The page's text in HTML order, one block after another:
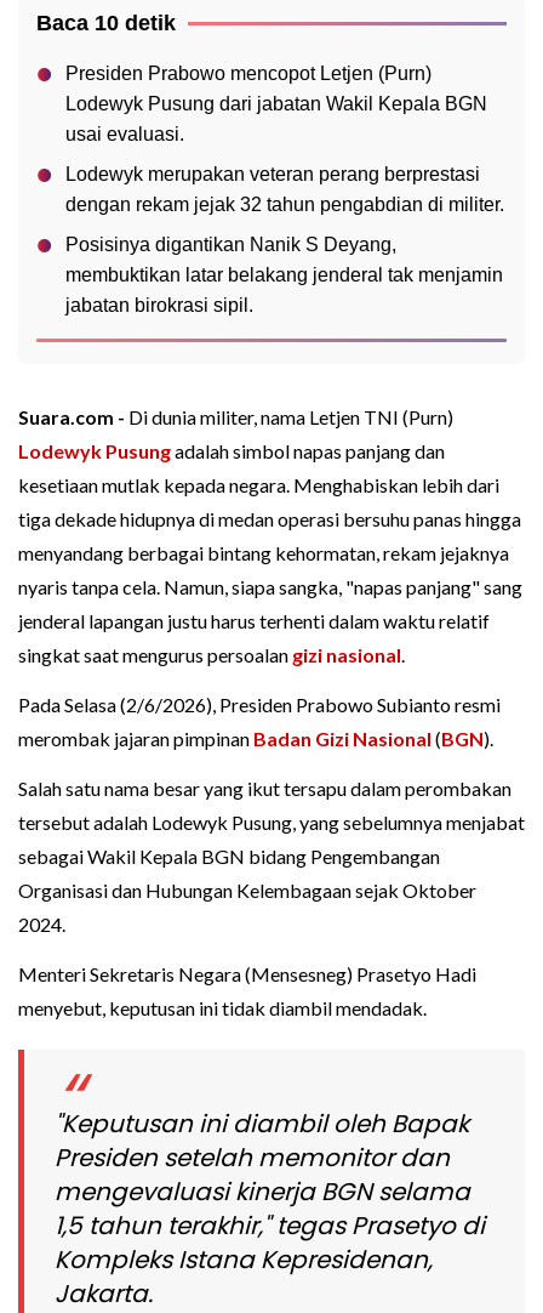
Baca 10 detik
Presiden Prabowo mencopot Letjen (Purn)
Lodewyk Pusung dari jabatan Wakil Kepala BGN
usai evaluasi.
Lodewyk merupakan veteran perang berprestasi
dengan rekam jejak 32 tahun pengabdian di militer.
Posisinya digantikan Nanik S Deyang,
membuktikan latar belakang jenderal tak menjamin
jabatan birokrasi sipil.
Suara.com - Di dunia militer, nama Letjen TNI (Purn)
Lodewyk Pusungadalah simbol napas panjang dan
kesetiaan mutlak kepada negara. Menghabiskan lebih dari
tiga dekade hidupnya di medan operasi bersuhu panas hingga
menyandang berbagai bintang kehormatan, rekam jejaknya
nyaris tanpa cela. Namun, siapa sangka, "napas panjang" sang
jenderal lapangan justu harus terhenti dalam waktu relatif
singkat saat mengurus persoalan gizi nasional.
Pada Selasa (2/6/2026), Presiden Prabowo Subianto resmi
merombak jajaran pimpinan Badan Gizi Nasional (BGN).
Salah satu nama besar yang ikut tersapu dalam perombakan
tersebut adalah Lodewyk Pusung, yang sebelumnya menjabat
sebagai Wakil Kepala BGN bidang Pengembangan
Organisasi dan Hubungan Kelembagaan sejak Oktober
2024.
Menteri Sekretaris Negara (Mensesneg) Prasetyo Hadi
menyebut, keputusan ini tidak diambil mendadak.
"Keputusan ini diambil oleh Bapak
Presiden setelah memonitor dan
mengevaluasi kinerja BGN selama
1,5 tahun terakhir," tegas Prasetyo di
Kompleks Istana Kepresidenan,
Jakarta.